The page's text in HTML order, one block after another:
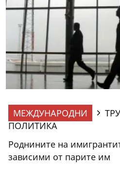
МЕЖДУНАРОДНИ
ПОЛИТИКА
Роднините на
зависими от парите им